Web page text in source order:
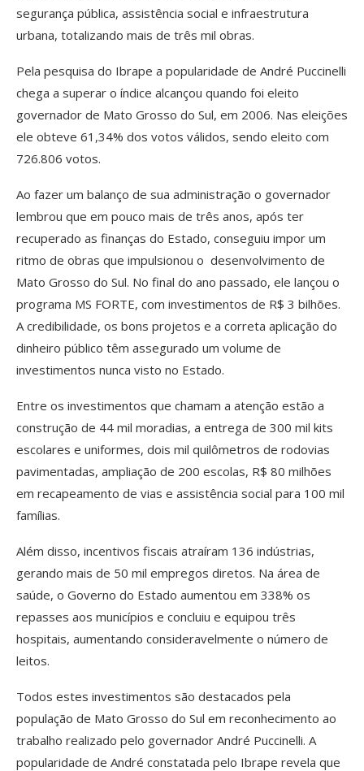
segurança pública, assistência social e infraestrutura
urbana, totalizando mais de três mil obras.
Pela pesquisa do Ibrape a popularidade de André Puccinelli
chega a superar o índice alcançou quando foi eleito
governador de Mato Grosso do Sul, em 2006. Nas eleições
ele obteve 61,34% dos votos válidos, sendo eleito com
726.806 votos.
Ao fazer um balanço de sua administração o governador
lembrou que em pouco mais de três anos, após ter
recuperado as finanças do Estado, conseguiu impor um
ritmo de obras que impulsionou o desenvolvimento de
Mato Grosso do Sul. No final do ano passado, ele lançou o
programa MS FORTE, com investimentos de R$ 3 bilhões.
A credibilidade, os bons projetos e a correta aplicação do
dinheiro público têm assegurado um volume de
investimentos nunca visto no Estado.
Entre os investimentos que chamam a atenção estão a
construção de 44 mil moradias, a entrega de 300 mil kits
escolares e uniformes, dois mil quilômetros de rodovias
pavimentadas, ampliação de 200 escolas, R$ 80 milhões
em recapeamento de vias e assistência social para 100 mil
famílias.
Além disso, incentivos fiscais atraíram 136 indústrias,
gerando mais de 50 mil empregos diretos. Na área de
saúde, o Governo do Estado aumentou em 338% os
repasses aos municípios e concluiu e equipou três
hospitais, aumentando consideravelmente o número de
leitos.
Todos estes investimentos são destacados pela
população de Mato Grosso do Sul em reconhecimento ao
trabalho realizado pelo governador André Puccinelli. A
popularidade de André constatada pelo Ibrape revela que